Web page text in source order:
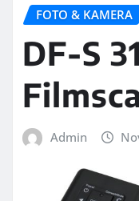
FOTO & KAMERA
DF-S
Admin